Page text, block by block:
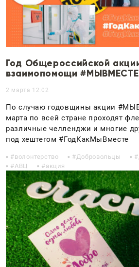
Год Общероссийской
взаимопомощи #МЫВМЕСТЕ
2 марта 12:02
По случаю годовщины акции
марта по всей стране проходят
различные челленджи и многие
под хештегом #ГодКакМыВместе
волонтерство Добровольцы
АВЦ
акция